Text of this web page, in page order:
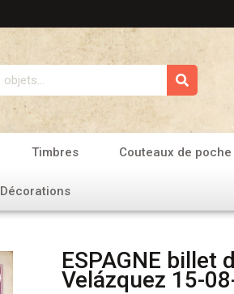
Timbres Couteaux de poche
Décorations
ESPAGNE billet
Velázquez 15-